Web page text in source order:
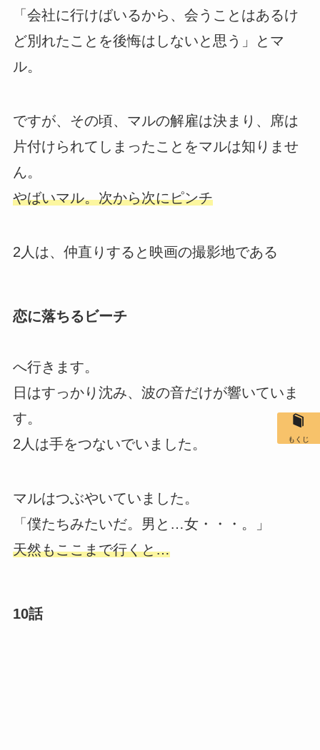
「会社に行けばいるから、会うことはあるけ
ど別れたことを後悔はしないと思う」とマ
ル。
ですが、その頃、マルの解雇は決まり、席は
片付けられてしまったことをマルは知りませ
ん。
やばいマル。次から次にピンチ
2人は、仲直りすると映画の撮影地である
恋に落ちるビーチ
へ行きます。
日はすっかり沈み、波の音だけが響いていま
す。
2人は手をつないでいました。
マルはつぶやいていました。
「僕たちみたいだ。男と…女・・・。」
天然もここまで行くと…
10話
もくじ